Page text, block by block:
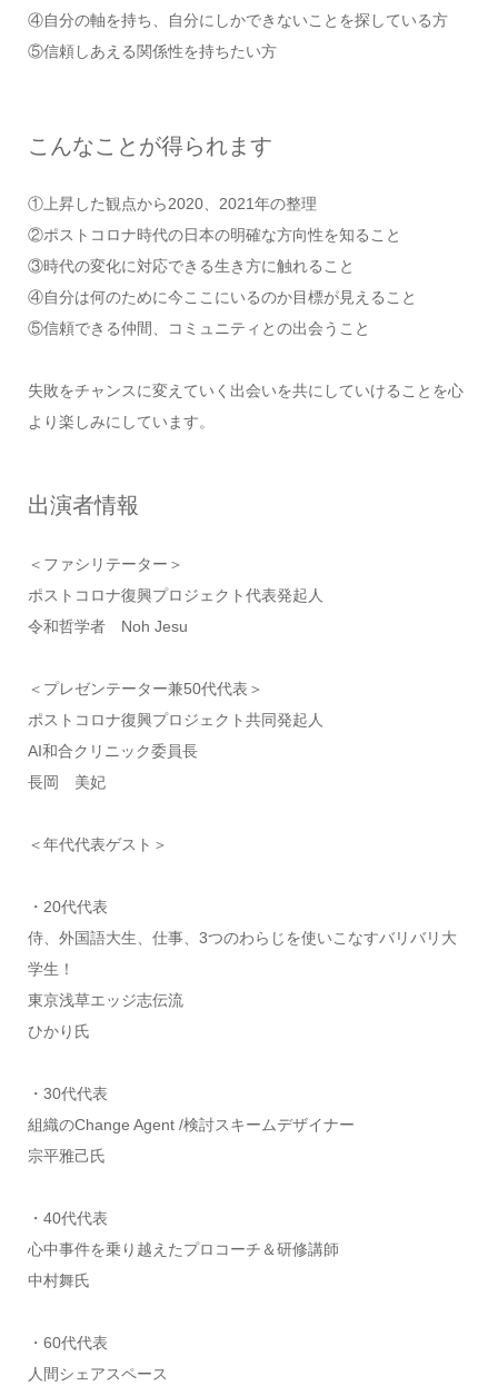
④自分の軸を持ち、自分にしかできないことを探している方
⑤信頼しあえる関係性を持ちたい方
こんなことが得られます
①上昇した観点から2020、2021年の整理
②ポストコロナ時代の日本の明確な方向性を知ること
③時代の変化に対応できる生き方に触れること
④自分は何のために今ここにいるのか目標が見えること
⑤信頼できる仲間、コミュニティとの出会うこと
失敗をチャンスに変えていく出会いを共にしていけることを心
より楽しみにしています。
出演者情報
＜ファシリテーター＞
ポストコロナ復興プロジェクト代表発起人
令和哲学者 Noh Jesu
＜プレゼンテーター兼50代代表＞
ポストコロナ復興プロジェクト共同発起人
AI和合クリニック委員長
長岡 美妃
＜年代代表ゲスト＞
・20代代表
侍、外国語大生、仕事、3つのわらじを使いこなすバリバリ大
学生！
東京浅草エッジ志伝流
ひかり氏
・30代代表
組織のChange Agent /検討スキームデザイナー
宗平雅己氏
・40代代表
心中事件を乗り越えたプロコーチ＆研修講師
中村舞氏
・60代代表
人間シェアスペース